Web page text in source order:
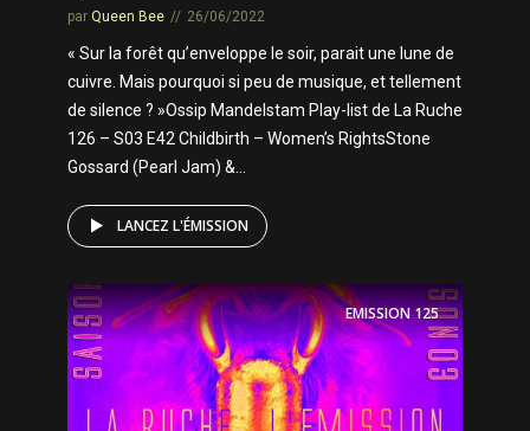
par Queen Bee 26/06/2022
« Sur la forêt qu’enveloppe le soir, parait une lune de
cuivre. Mais pourquoi si peu de musique, et tellement
de silence ? »Ossip Mandelstam Play-list de La Ruche
126 – S03 E42 Childbirth – Women’s RightsStone
Gossard (Pearl Jam) &...
LANCEZ L'ÉMISSION
EMISSION125